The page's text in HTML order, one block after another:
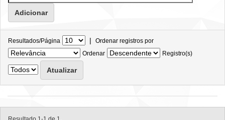
Resultados/Página | Ordenar registros por
Ordenar
Registro(s)